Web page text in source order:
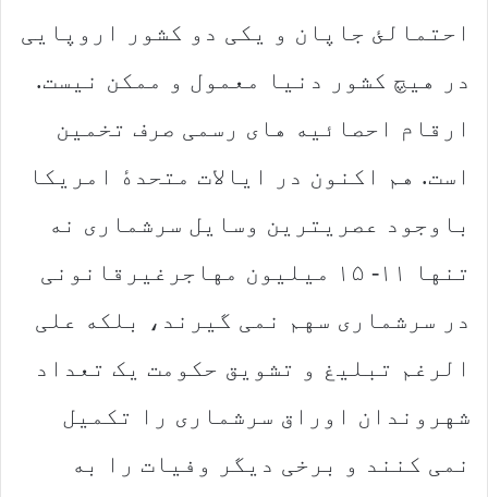
احتمالئ جاپان و یکی دو کشور اروپایی
در هیچ کشور دنیا معمول و ممکن نیست.
ارقام احصائیه های رسمی صرف تخمین
است. هم اکنون در ایالات متحدهٔ امریکا
باوجود عصریترین وسایل سرشماری نه
تنها ۱۱- ۱۵ میلیون مهاجرغیرقانونی
در سرشماری سهم نمی گیرند، بلکه علی
الرغم تبلیغ و تشویق حکومت یک تعداد
شهروندان اوراق سرشماری را تکمیل
نمی کنند و برخی دیگر وفیات را به